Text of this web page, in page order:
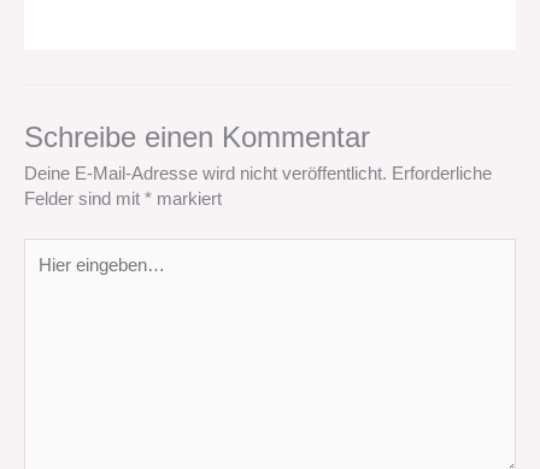
Schreibe einen Kommentar
Deine E-Mail-Adresse wird nicht veröffentlicht. Erforderliche
Felder sind mit * markiert
eingeben…